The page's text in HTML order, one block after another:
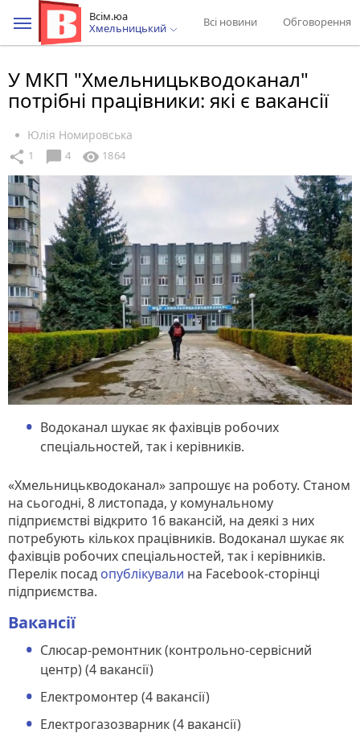
Всім.юа
Хмельницький
Всі новини Обговорення
У МКП "Хмельницькводоканал"
потрібні працівники: які є вакансії
Юлія Номировська
share 1 chat_bubble 4 visibility 1864
Водоканал шукає як фахівців робочих
спеціальностей, так і керівників.
«Хмельницькводоканал» запрошує на роботу. Станом
на сьогодні, 8 листопада, у комунальному
підприємстві відкрито 16 вакансій, на деякі з них
потребують кількох працівників. Водоканал шукає як
фахівців робочих спеціальностей, так і керівників.
Перелік посад опублікували на Facebook-сторінці
підприємства.
Вакансії
Слюсар-ремонтник (контрольно-сервісний
центр) (4 вакансії)
Електромонтер (4 вакансії)
Електрогазозварник (4 вакансії)